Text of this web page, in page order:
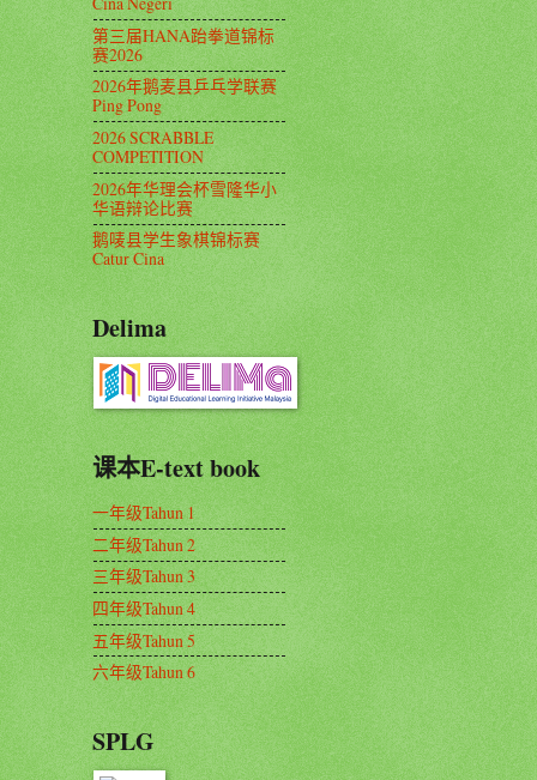
第三届HANA跆拳道锦标
赛2026
2026年鹅麦县乒乓学联赛
Ping Pong
2026 SCRABBLE
COMPETITION
2026年华理会杯雪隆华小
华语辩论比赛
鹅唛县学生象棋锦标赛
Catur Cina
Delima
课本E-text book
一年级Tahun 1
二年级Tahun 2
三年级Tahun 3
四年级Tahun 4
五年级Tahun 5
六年级Tahun 6
SPLG